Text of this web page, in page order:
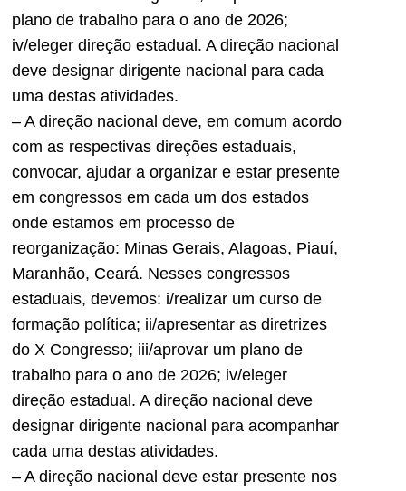
plano de trabalho para o ano de 2026;
iv/eleger direção estadual. A direção nacional
deve designar dirigente nacional para cada
uma destas atividades.
– A direção nacional deve, em comum acordo
com as respectivas direções estaduais,
convocar, ajudar a organizar e estar presente
em congressos em cada um dos estados
onde estamos em processo de
reorganização: Minas Gerais, Alagoas, Piauí,
Maranhão, Ceará. Nesses congressos
estaduais, devemos: i/realizar um curso de
formação política; ii/apresentar as diretrizes
do X Congresso; iii/aprovar um plano de
trabalho para o ano de 2026; iv/eleger
direção estadual. A direção nacional deve
designar dirigente nacional para acompanhar
cada uma destas atividades.
– A direção nacional deve estar presente nos